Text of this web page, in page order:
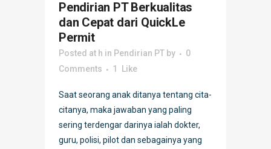
Pendirian PT Berkualitas
dan Cepat dari QuickLe
Permit
Posted at h in Pendirian PT by
0
Comments
1 Like
Saat seorang anak ditanya tentang cita-
citanya, maka jawaban yang paling
sering terdengar darinya ialah dokter,
guru, polisi, pilot dan sebagainya yang